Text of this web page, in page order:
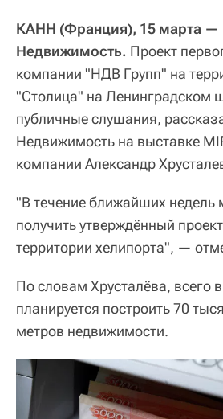
КАНН (Франция), 15 марта
Недвижимость. Проект
компании "НДВ Групп" на
"Столица" на Ленинградском
публичные слушания,
Недвижимость на выставке
компании Александр
"В течение ближайших недель
получить утверждённый
территории хелипорта", —
По словам Хрусталёва, всего
планируется построить 70
метров недвижимости.